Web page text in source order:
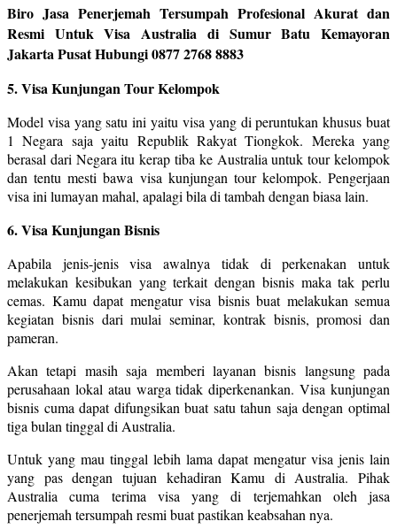
Biro Jasa Penerjemah Tersumpah Profesional Akurat dan
Resmi Untuk Visa Australia di Sumur Batu Kemayoran
Jakarta Pusat Hubungi 0877 2768 8883
5. Visa Kunjungan Tour Kelompok
Model visa yang satu ini yaitu visa yang di peruntukan khusus buat
1 Negara saja yaitu Republik Rakyat Tiongkok. Mereka yang
berasal dari Negara itu kerap tiba ke Australia untuk tour kelompok
dan tentu mesti bawa visa kunjungan tour kelompok. Pengerjaan
visa ini lumayan mahal, apalagi bila di tambah dengan biasa lain.
6. Visa Kunjungan Bisnis
Apabila jenis-jenis visa awalnya tidak di perkenakan untuk
melakukan kesibukan yang terkait dengan bisnis maka tak perlu
cemas. Kamu dapat mengatur visa bisnis buat melakukan semua
kegiatan bisnis dari mulai seminar, kontrak bisnis, promosi dan
pameran.
Akan tetapi masih saja memberi layanan bisnis langsung pada
perusahaan lokal atau warga tidak diperkenankan. Visa kunjungan
bisnis cuma dapat difungsikan buat satu tahun saja dengan optimal
tiga bulan tinggal di Australia.
Untuk yang mau tinggal lebih lama dapat mengatur visa jenis lain
yang pas dengan tujuan kehadiran Kamu di Australia. Pihak
Australia cuma terima visa yang di terjemahkan oleh jasa
penerjemah tersumpah resmi buat pastikan keabsahan nya.